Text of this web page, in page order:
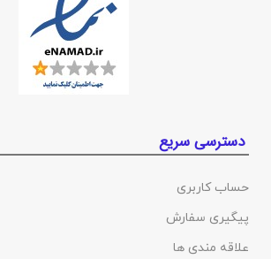
دسترسی سریع
حساب کاربری
پیگیری سفارش
علاقه مندی ها